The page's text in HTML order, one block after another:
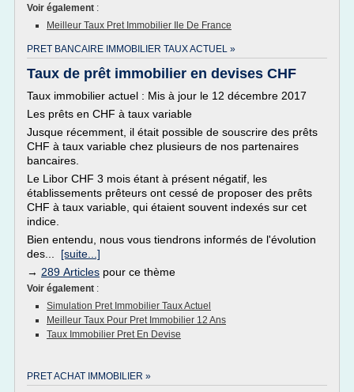
Voir également :
Meilleur Taux Pret Immobilier Ile De France
PRET BANCAIRE IMMOBILIER TAUX ACTUEL »
Taux de prêt immobilier en devises CHF
Taux immobilier actuel : Mis à jour le 12 décembre 2017
Les prêts en CHF à taux variable
Jusque récemment, il était possible de souscrire des prêts
CHF à taux variable chez plusieurs de nos partenaires
bancaires.
Le Libor CHF 3 mois étant à présent négatif, les
établissements prêteurs ont cessé de proposer des prêts
CHF à taux variable, qui étaient souvent indexés sur cet
indice.
Bien entendu, nous vous tiendrons informés de l'évolution
des... [suite...]
→ 289 Articles pour ce thème
Voir également :
Simulation Pret Immobilier Taux Actuel
Meilleur Taux Pour Pret Immobilier 12 Ans
Taux Immobilier Pret En Devise
PRET ACHAT IMMOBILIER »